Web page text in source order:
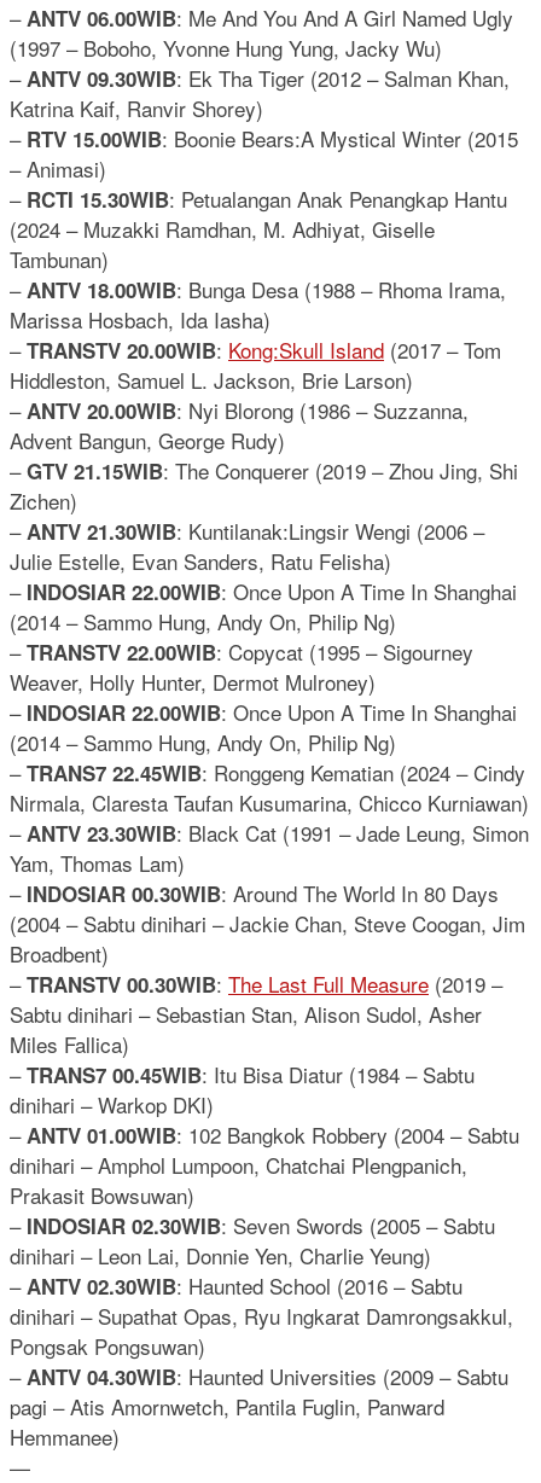
–ANTV 06.00WIB: Me And You And A Girl Named Ugly
(1997 – Boboho, Yvonne Hung Yung, Jacky Wu)
–ANTV 09.30WIB: Ek Tha Tiger (2012 – Salman Khan,
Katrina Kaif, Ranvir Shorey)
– RTV 15.00WIB: Boonie Bears:A Mystical Winter (2015
– Animasi)
– RCTI 15.30WIB: Petualangan Anak Penangkap Hantu
(2024 – Muzakki Ramdhan, M. Adhiyat, Giselle
Tambunan)
–ANTV 18.00WIB: Bunga Desa (1988 – Rhoma Irama,
Marissa Hosbach, Ida Iasha)
–TRANSTV 20.00WIB: Kong:Skull Island (2017 – Tom
Hiddleston, Samuel L. Jackson, Brie Larson)
–ANTV 20.00WIB: Nyi Blorong (1986 – Suzzanna,
Advent Bangun, George Rudy)
–GTV 21.15WIB: The Conquerer (2019 – Zhou Jing, Shi
Zichen)
–ANTV 21.30WIB: Kuntilanak:Lingsir Wengi (2006 –
Julie Estelle, Evan Sanders, Ratu Felisha)
– INDOSIAR 22.00WIB: Once Upon A Time In Shanghai
(2014 – Sammo Hung, Andy On, Philip Ng)
–TRANSTV 22.00WIB: Copycat (1995 – Sigourney
Weaver, Holly Hunter, Dermot Mulroney)
– INDOSIAR 22.00WIB: Once Upon A Time In Shanghai
(2014 – Sammo Hung, Andy On, Philip Ng)
–TRANS7 22.45WIB: Ronggeng Kematian (2024 – Cindy
Nirmala, Claresta Taufan Kusumarina, Chicco Kurniawan)
–ANTV 23.30WIB: Black Cat (1991 – Jade Leung, Simon
Yam, Thomas Lam)
– INDOSIAR 00.30WIB: Around The World In 80 Days
(2004 – Sabtu dinihari – Jackie Chan, Steve Coogan, Jim
Broadbent)
–TRANSTV 00.30WIB: The Last Full Measure (2019 –
Sabtu dinihari – Sebastian Stan, Alison Sudol, Asher
Miles Fallica)
–TRANS7 00.45WIB: Itu Bisa Diatur (1984 – Sabtu
dinihari – Warkop DKI)
–ANTV 01.00WIB: 102 Bangkok Robbery (2004 – Sabtu
dinihari – Amphol Lumpoon, Chatchai Plengpanich,
Prakasit Bowsuwan)
– INDOSIAR 02.30WIB: Seven Swords (2005 – Sabtu
dinihari – Leon Lai, Donnie Yen, Charlie Yeung)
–ANTV 02.30WIB: Haunted School (2016 – Sabtu
dinihari – Supathat Opas, Ryu Ingkarat Damrongsakkul,
Pongsak Pongsuwan)
–ANTV 04.30WIB: Haunted Universities (2009 – Sabtu
pagi – Atis Amornwetch, Pantila Fuglin, Panward
Hemmanee)
—